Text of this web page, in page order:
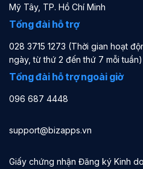
Mỹ Tây, TP. Hồ Chí Minh
Tổng đài hỗ trợ
028 3715 1273 (Thời gian hoạt
ngày, từ thứ 2 đến thứ 7 mỗi tuần)
Tổng đài hỗ trợ ngoài giờ
096 687 4448
support@bizapps.vn
Giấy chứng nhận Đăng ký Kinh